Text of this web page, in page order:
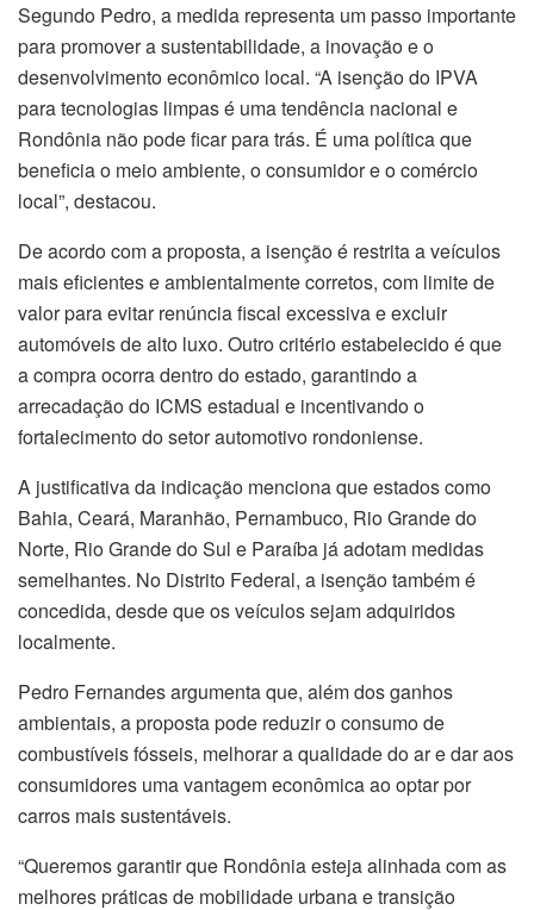
Segundo Pedro, a medida representa um passo importante
para promover a sustentabilidade, a inovação e o
desenvolvimento econômico local. “A isenção do IPVA
para tecnologias limpas é uma tendência nacional e
Rondônia não pode ficar para trás. É uma política que
beneficia o meio ambiente, o consumidor e o comércio
local”, destacou.
De acordo com a proposta, a isenção é restrita a veículos
mais eficientes e ambientalmente corretos, com limite de
valor para evitar renúncia fiscal excessiva e excluir
automóveis de alto luxo. Outro critério estabelecido é que
a compra ocorra dentro do estado, garantindo a
arrecadação do ICMS estadual e incentivando o
fortalecimento do setor automotivo rondoniense.
A justificativa da indicação menciona que estados como
Bahia, Ceará, Maranhão, Pernambuco, Rio Grande do
Norte, Rio Grande do Sul e Paraíba já adotam medidas
semelhantes. No Distrito Federal, a isenção também é
concedida, desde que os veículos sejam adquiridos
localmente.
Pedro Fernandes argumenta que, além dos ganhos
ambientais, a proposta pode reduzir o consumo de
combustíveis fósseis, melhorar a qualidade do ar e dar aos
consumidores uma vantagem econômica ao optar por
carros mais sustentáveis.
“Queremos garantir que Rondônia esteja alinhada com as
melhores práticas de mobilidade urbana e transição